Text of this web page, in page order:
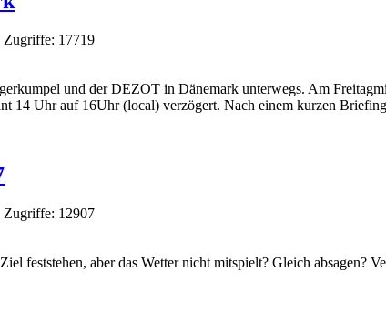
Zugriffe: 17719
und der DEZOT in Dänemark unterwegs. Am
14 Uhr auf 16Uhr (local) verzögert. Nach einem kurzen
Zugriffe: 12907
feststehen, aber das Wetter nicht mitspielt? Gleich absagen?